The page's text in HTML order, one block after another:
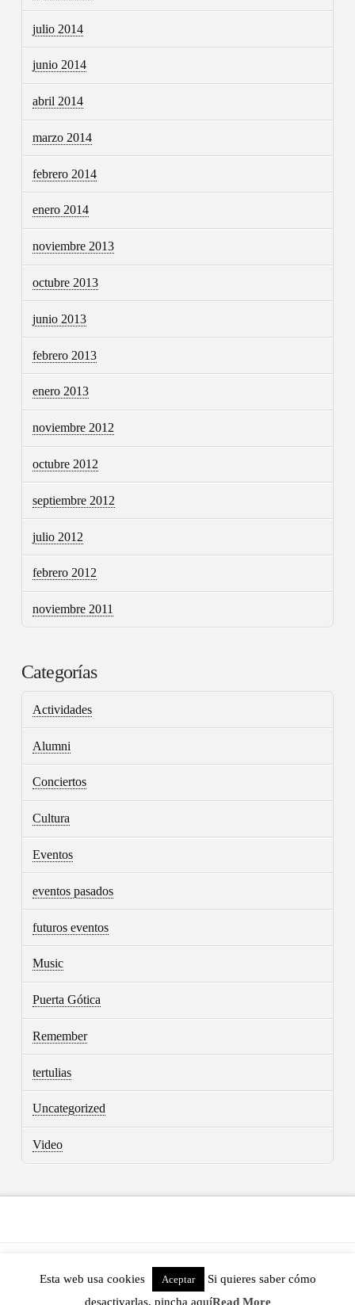
julio 2014
junio 2014
abril 2014
marzo 2014
febrero 2014
enero 2014
noviembre 2013
octubre 2013
junio 2013
febrero 2013
enero 2013
noviembre 2012
octubre 2012
septiembre 2012
julio 2012
febrero 2012
noviembre 2011
Categorías
Actividades
Alumni
Conciertos
Cultura
Eventos
eventos pasados
futuros eventos
Music
Puerta Gótica
Remember
tertulias
Uncategorized
Video
POWERED BY THE X THEME
Esta web usa cookies Aceptar
Si quieres saber cómo
desactivarlas, pincha aquíRead More